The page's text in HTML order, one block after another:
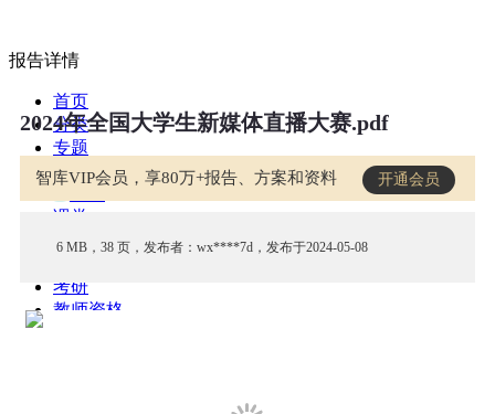
报告详情
首页
分类
专题
会员
课堂
中小学
考研
教师资格
2024年全国大学生新媒体直播大赛.pdf
智库VIP会员，享80万+报告、方案和资料 开通会员
6 MB，38 页，发布者：wx****7d，发布于2024-05-08